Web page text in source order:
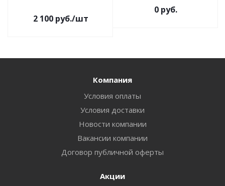
2 100руб./шт
0 руб.
Компания
Условия оплаты
Условия доставки
Новости компании
Вакансии компании
Договор публичной оферты
Акции